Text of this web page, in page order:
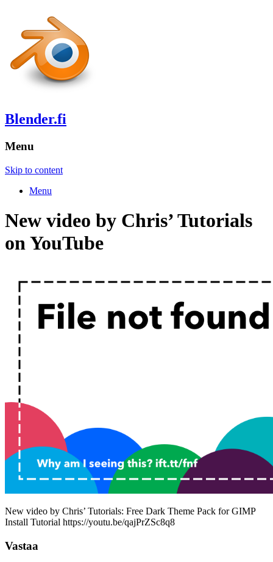
Blender.fi
Menu
Skip to content
Menu
New video by Chris’ Tutorials
on YouTube
New video by Chris’ Tutorials: Free Dark Theme Pack for GIMP
Install Tutorial https://youtu.be/qajPrZSc8q8
Vastaa